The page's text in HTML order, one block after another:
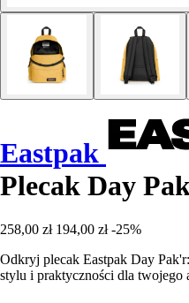
Eastpak
Plecak Day
258,00 zł 194,00 zł -25%
Odkryj plecak Eastpak Day
stylu i praktyczności dla twojego